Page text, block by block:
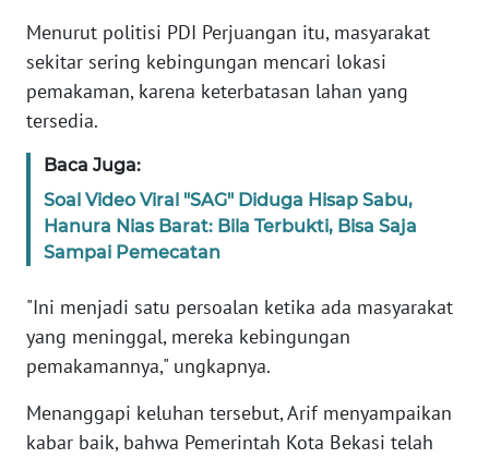
Menurut politisi PDI Perjuangan itu, masyarakat
sekitar sering kebingungan mencari lokasi
pemakaman, karena keterbatasan lahan yang
tersedia.
Baca Juga:
Soal Video Viral "SAG" Diduga Hisap Sabu,
Hanura Nias Barat: Bila Terbukti, Bisa Saja
Sampai Pemecatan
"Ini menjadi satu persoalan ketika ada masyarakat
yang meninggal, mereka kebingungan
pemakamannya," ungkapnya.
Menanggapi keluhan tersebut, Arif menyampaikan
kabar baik, bahwa Pemerintah Kota Bekasi telah
WN
SULTRA
NTB
WN
SULTENG
WN
SULBAR
BABEL